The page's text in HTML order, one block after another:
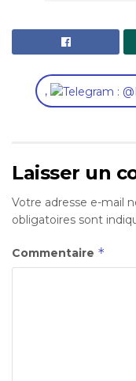
,
Laisser un
Votre adresse e-mail
obligatoires sont
Commentaire *